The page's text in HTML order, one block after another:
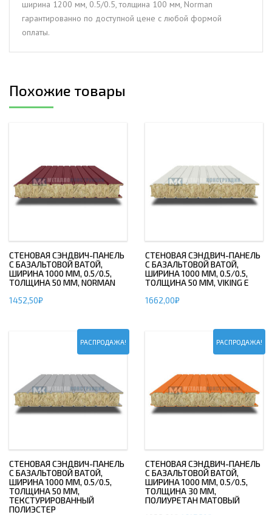
0.5/0.5,
толщина
100
мм,
ширина 1200 мм, 0.5/0.5, толщина 100 мм, Norman
гарантированно по доступной цене с любой формой
оплаты.
Похожие товары
СТЕНОВАЯ СЭНДВИЧ-ПАНЕЛЬ
С БАЗАЛЬТОВОЙ ВАТОЙ,
ШИРИНА 1000 ММ, 0.5/0.5,
ТОЛЩИНА 50 ММ, NORMAN
1452,50₽
СТЕНОВАЯ СЭНДВИЧ-ПАНЕЛЬ
С БАЗАЛЬТОВОЙ ВАТОЙ,
ШИРИНА 1000 ММ, 0.5/0.5,
ТОЛЩИНА 50 ММ, VIKING E
1662,00₽
РАСПРОДАЖА!
СТЕНОВАЯ СЭНДВИЧ-ПАНЕЛЬ
С БАЗАЛЬТОВОЙ ВАТОЙ,
ШИРИНА 1000 ММ, 0.5/0.5,
ТОЛЩИНА 50 ММ,
ТЕКСТУРИРОВАННЫЙ
ПОЛИЭСТЕР
РАСПРОДАЖА!
СТЕНОВАЯ СЭНДВИЧ-ПАНЕЛЬ
С БАЗАЛЬТОВОЙ ВАТОЙ,
ШИРИНА 1000 ММ, 0.5/0.5,
ТОЛЩИНА 30 ММ,
ПОЛИУРЕТАН МАТОВЫЙ